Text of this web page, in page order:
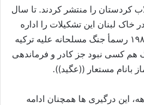
کردستان را منتشر کردند. تا سال
در خاک لبنان این تشکیلات را اداره
می کردند. تا اینکه در تابستان ۱۹۸۴ رسمأ جنگ مسلحانه علیه ترکیه
هم کسی نبود جز کادر و فرماندهی
بانام مستعار ((عگید)).
این درگیری ها همچنان ادامه